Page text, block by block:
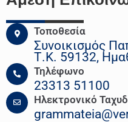
Τοποθεσία
Συνοικισμός
Τ.Κ. 59132,
Τηλέφωνο
23313 51100
Ηλεκτρονικό